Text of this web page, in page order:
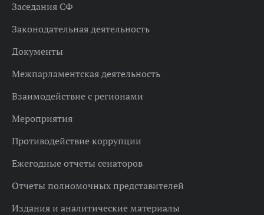
Заседания СФ
Законодательная деятельность
Документы
Межпарламентская деятельность
Взаимодействие с регионами
Мероприятия
Противодействие коррупции
Ежегодные отчеты сенаторов
Отчеты полномочных представителей
Издания и аналитические материалы